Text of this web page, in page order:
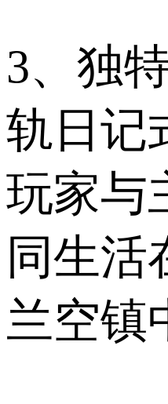
3、独
轨日记
玩家与
同生活
兰空镇